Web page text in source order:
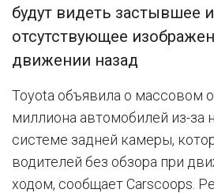
будут видеть застывшее
отсутствующее
движении назад
Toyota объявила о массовом
миллиона автомобилей из-за
системе задней камеры,
водителей без обзора при
ходом, сообщает Carscoops.